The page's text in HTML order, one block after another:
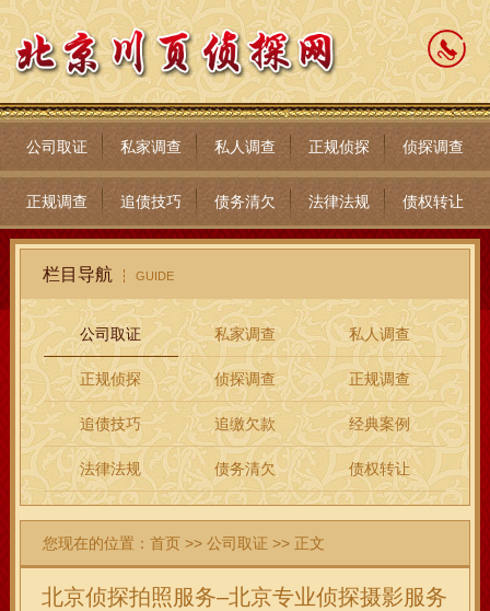
公司取证 私家调查 私人调查 正规侦探 侦探调查
正规调查 追债技巧 债务清欠 法律法规 债权转让
栏目导航 GUIDE
公司取证 私家调查 私人调查
正规侦探 侦探调查 正规调查
追债技巧 追缴欠款 经典案例
法律法规 债务清欠 债权转让
您现在的位置：首页 >>公司取证 >> 正文
北京侦探拍照服务–北京专业侦探摄影服务